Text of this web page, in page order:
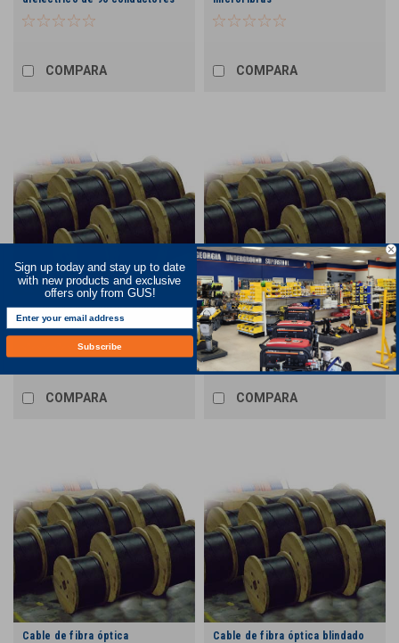
COMPARA COMPARA
Cable de fibra óptica blindado
de 48 hilos
COMPARA
Cable de fibra óptica
dieléctrico de 48 conductores
COMPARA
Cable de fibra óptica
Cable de fibra óptica blindado
Sign up today and stay up to date
with new products and exclusive
offers only from GUS!
Subscribe